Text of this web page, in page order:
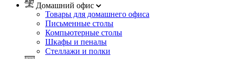
Домашний офис
Товары для домашнего офиса
Письменные столы
Компьютерные столы
Шкафы и пеналы
Стеллажи и полки